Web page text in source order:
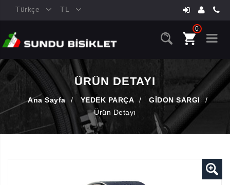
Türkçe TL
0
ÜRÜN DETAYI
Ana Sayfa / YEDEK PARÇA / GİDON SARGI
/
Ürün Detayı